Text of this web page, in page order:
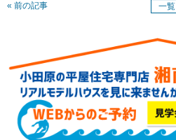
« 前の記事 一覧